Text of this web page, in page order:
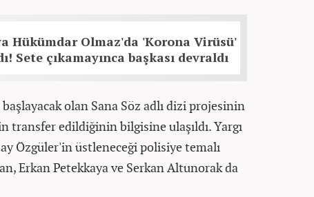
Hükümdar Olmaz'da 'Korona Virüsü'
Sete çıkamayınca başkası devraldı
olan Sana Söz adlı dizi projesinin
transfer edildiğinin bilgisine ulaşıldı. Yargı
Özgüler'in üstleneceği polisiye temalı
Erkan Petekkaya ve Serkan Altunorak da